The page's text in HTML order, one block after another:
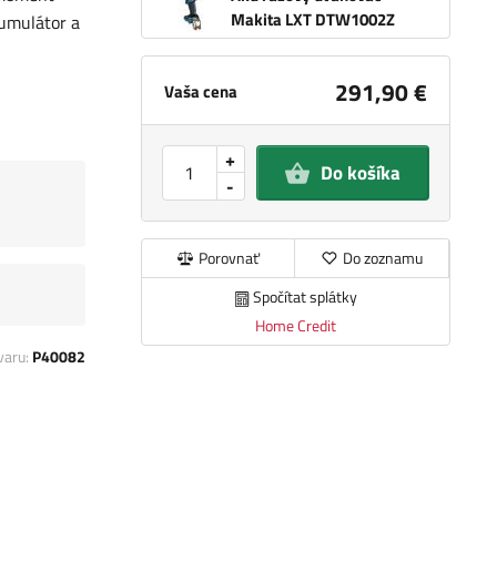
Makita LXT DTW1002Z
Vaša cena 291,90 €
-
+ Do košíka
Porovnať
Do zoznamu
Spočítat splátky
Home Credit
a
P40082